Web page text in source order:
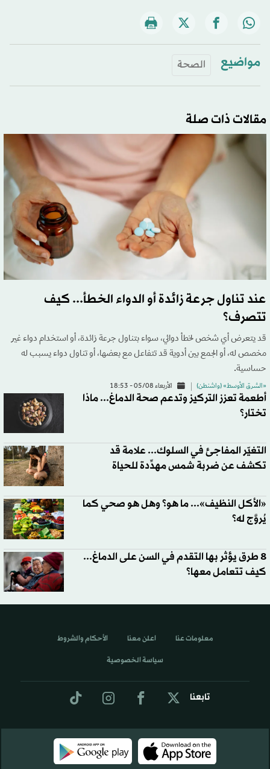
مواضيع الصحة
مقالات ذات صلة
عند تناول جرعة زائدة أو الدواء الخطأ... كيف
تتصرف؟
قد يتعرض أي شخص لخطأ دوائي، سواء بتناول جرعة زائدة، أو استخدام دواء غير
مخصص له، أو الجمع بين أدوية قد تتفاعل مع بعضها، أو تناول دواء يسبب له
حساسية.
«الشرق الأوسط» (واشنطن) الأربعاء 05/08 - 18:53
أطعمة تعزز التركيز وتدعم صحة الدماغ... ماذا
تختار؟
التغيّر المفاجئ في السلوك... علامة قد
تكشف عن ضربة شمس مهدِّدة للحياة
«الأكل النظيف»... ما هو؟ وهل هو صحي كما
يُروَّج له؟
8 طرق يؤثر بها التقدم في السن على الدماغ...
كيف تتعامل معها؟
تابعنا
معلومات عنا اعلن معنا الأحكام والشروط
سياسة الخصوصية